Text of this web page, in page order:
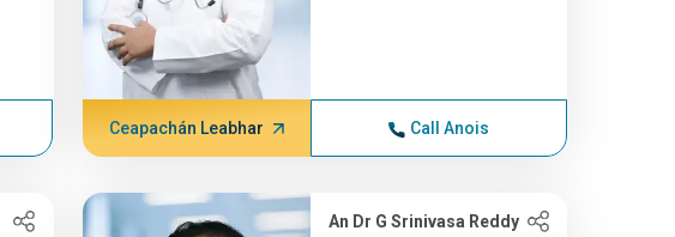
Ceapachán Leabhar Call Anois
An Dr G Srinivasa Reddy